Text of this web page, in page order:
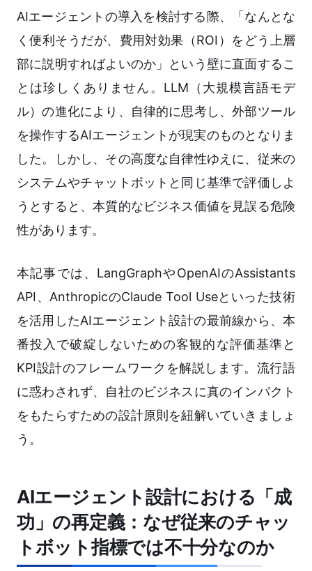
AIエージェントの導入を検討する際、「なんとな
く便利そうだが、費用対効果（ROI）をどう上層
部に説明すればよいのか」という壁に直面するこ
とは珍しくありません。LLM（大規模言語モデ
ル）の進化により、自律的に思考し、外部ツール
を操作するAIエージェントが現実のものとなりま
した。しかし、その高度な自律性ゆえに、従来の
システムやチャットボットと同じ基準で評価しよ
うとすると、本質的なビジネス価値を見誤る危険
性があります。
本記事では、LangGraphやOpenAIのAssistants
API、AnthropicのClaude Tool Useといった技術
を活用したAIエージェント設計の最前線から、本
番投入で破綻しないための客観的な評価基準と
KPI設計のフレームワークを解説します。流行語
に惑わされず、自社のビジネスに真のインパクト
をもたらすための設計原則を紐解いていきましょ
う。
AIエージェント設計における「成
功」の再定義：なぜ従来のチャッ
トボット指標では不十分なのか